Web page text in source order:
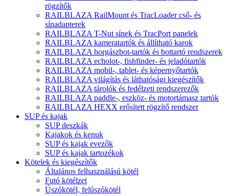
rögzítők
RAILBLAZA RailMount és TracLoader cső- és
sínadapterek
RAILBLAZA T-Nut sínek és TracPort panelek
RAILBLAZA kameratartók és állítható karok
RAILBLAZA horgászbot-tartók és bottartó rendszerek
RAILBLAZA echolot-, fishfinder- és jeladótartók
RAILBLAZA mobil-, tablet- és képernyőtartók
RAILBLAZA világítás és láthatósági kiegészítők
RAILBLAZA tárolók és fedélzeti rendszerezők
RAILBLAZA paddle-, eszköz- és motortámasz tartók
RAILBLAZA HEXX erősített rögzítő rendszer
SUP és kajak
SUP deszkák
Kajakok és kenuk
SUP és kajak evezők
SUP és kajak tartozékok
Kötelek és kiegészítők
Általános felhasználású kötél
Futó kötélzet
Úszókötél, felúszókötél